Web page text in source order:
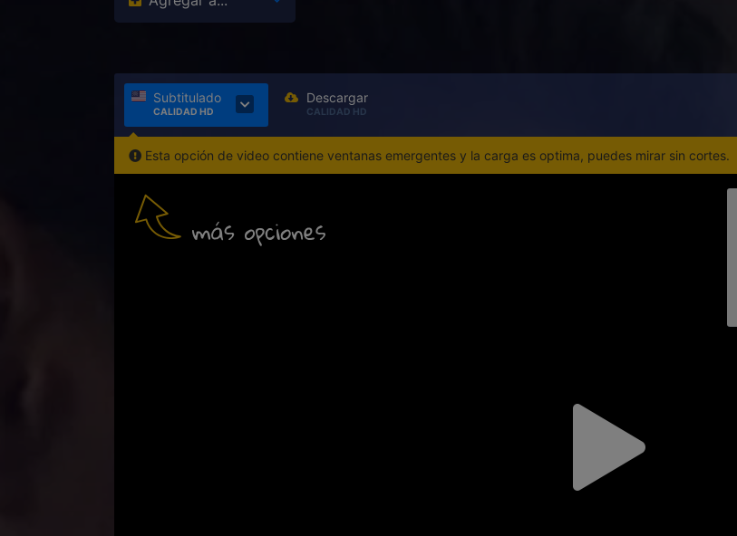
Subtitulado
CALIDAD HD
Descargar
CALIDAD HD
Esta opción de video contiene ventanas emergentes y la carga es optima, puedes mirar sin cortes.